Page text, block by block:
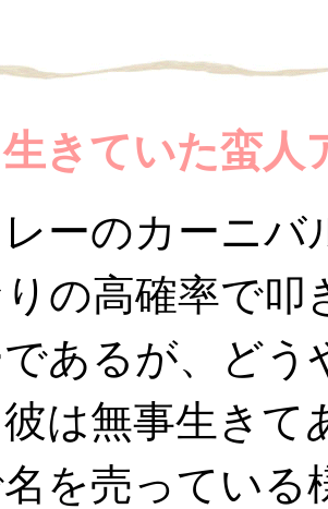
ていた蛮人
ーのカーニバ
の高確率で叩
であるが、ど
は無事生きて
を売っている